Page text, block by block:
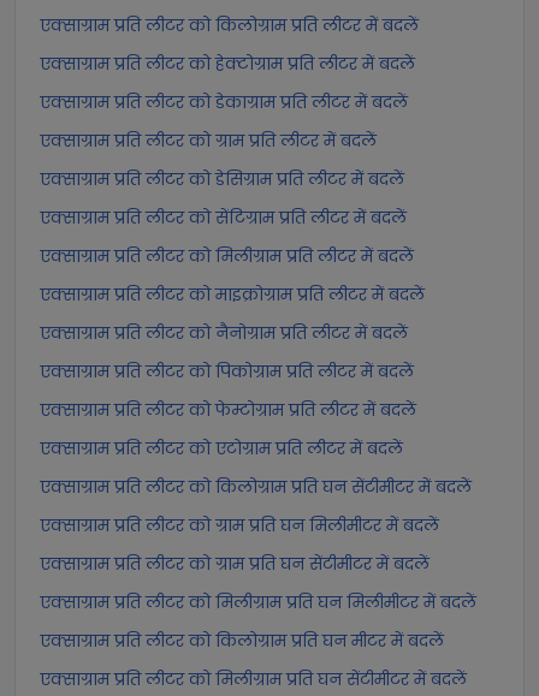
एक्साग्राम प्रति लीटर को किलोग्राम प्रति लीटर में बदलें
एक्साग्राम प्रति लीटर को हेक्टोग्राम प्रति लीटर में बदलें
एक्साग्राम प्रति लीटर को डेकाग्राम प्रति लीटर में बदलें
एक्साग्राम प्रति लीटर को ग्राम प्रति लीटर में बदलें
एक्साग्राम प्रति लीटर को डेसिग्राम प्रति लीटर में बदलें
एक्साग्राम प्रति लीटर को सेंटिग्राम प्रति लीटर में बदलें
एक्साग्राम प्रति लीटर को मिलीग्राम प्रति लीटर में बदलें
एक्साग्राम प्रति लीटर को माइक्रोग्राम प्रति लीटर में बदलें
एक्साग्राम प्रति लीटर को नैनोग्राम प्रति लीटर में बदलें
एक्साग्राम प्रति लीटर को पिकोग्राम प्रति लीटर में बदलें
एक्साग्राम प्रति लीटर को फेम्टोग्राम प्रति लीटर में बदलें
एक्साग्राम प्रति लीटर को एटोग्राम प्रति लीटर में बदलें
एक्साग्राम प्रति लीटर को किलोग्राम प्रति घन सेंटीमीटर में बदलें
एक्साग्राम प्रति लीटर को ग्राम प्रति घन मिलीमीटर में बदलें
एक्साग्राम प्रति लीटर को ग्राम प्रति घन सेंटीमीटर में बदलें
एक्साग्राम प्रति लीटर को मिलीग्राम प्रति घन मिलीमीटर में बदलें
एक्साग्राम प्रति लीटर को किलोग्राम प्रति घन मीटर में बदलें
एक्साग्राम प्रति लीटर को मिलीग्राम प्रति घन सेंटीमीटर में बदलें